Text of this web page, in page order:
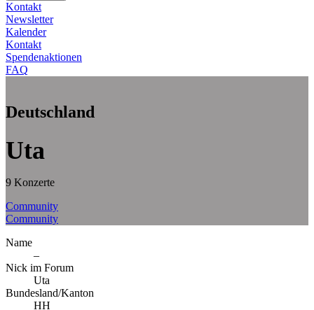
Kontakt
Newsletter
Kalender
Kontakt
Spendenaktionen
FAQ
Deutschland
Uta
9 Konzerte
Community
Community
Name
–
Nick im Forum
Uta
Bundesland/Kanton
HH